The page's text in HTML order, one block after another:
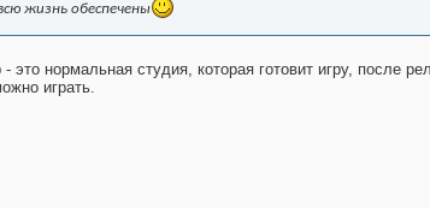
жизнь обеспечены
это нормальная студия, которая готовит игру, после
играть.